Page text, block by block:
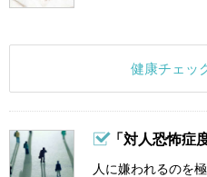
健康チェッ
「対人恐怖症
人に嫌われるのを